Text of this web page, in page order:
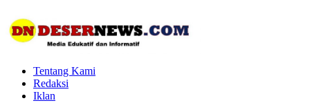
Tentang Kami
Redaksi
Iklan